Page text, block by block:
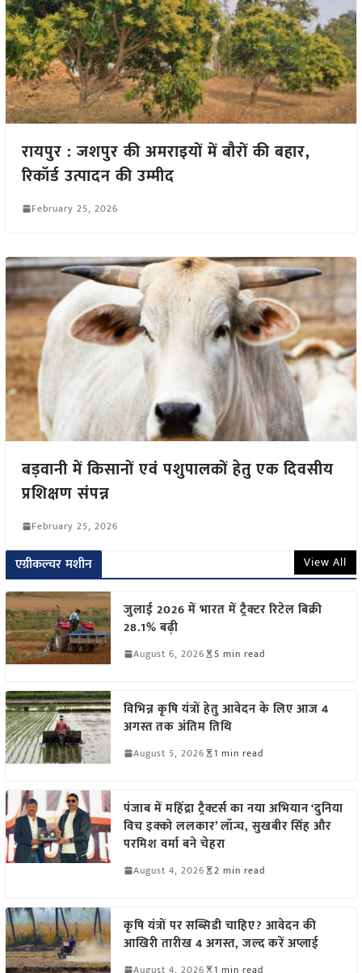
रायपुर : जशपुर की अमराइयों में बौरों की बहार,
रिकॉर्ड उत्पादन की उम्मीद
February 25, 2026
बड़वानी में किसानों एवं पशुपालकों हेतु एक दिवसीय
प्रशिक्षण संपन्न
February 25, 2026
एग्रीकल्चर मशीन View All
जुलाई 2026 में भारत में ट्रैक्टर रिटेल बिक्री
28.1% बढ़ी
August 6, 2026 5 min read
विभिन्न कृषि यंत्रों हेतु आवेदन के लिए आज 4
अगस्त तक अंतिम तिथि
August 5, 2026 1 min read
पंजाब में महिंद्रा ट्रैक्टर्स का नया अभियान ‘दुनिया
विच इक्को ललकार’ लॉन्च, सुखबीर सिंह और
परमिश वर्मा बने चेहरा
August 4, 2026 2 min read
कृषि यंत्रों पर सब्सिडी चाहिए? आवेदन की
आखिरी तारीख 4 अगस्त, जल्द करें अप्लाई
August 4, 2026 1 min read